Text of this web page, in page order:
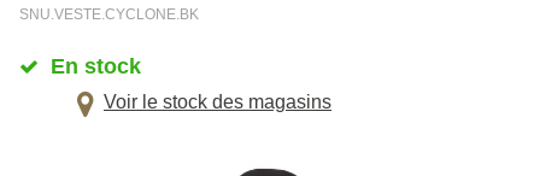
SNU.VESTE.CYCLONE.BK
En stock
Voir le stock des magasins